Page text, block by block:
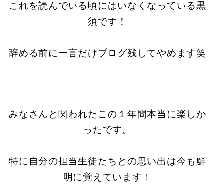
これを読んでいる頃にはいなくなっている黒
須です！
辞める前に一言だけブログ残してやめます笑
みなさんと関われたこの１年間本当に楽しか
ったです。
特に自分の担当生徒たちとの思い出は今も鮮
明に覚えています！